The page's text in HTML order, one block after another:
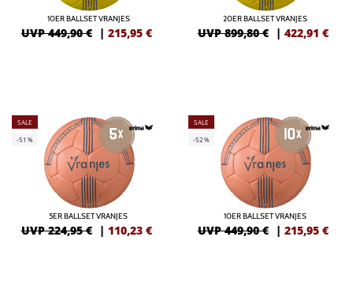
10ER BALLSET VRANJES
UVP 449,90 € | 215,95 €
20ER BALLSET VRANJES
UVP 899,80 € | 422,91 €
SALE
-51%
5ER BALLSET VRANJES
UVP 224,95 € | 110,23 €
SALE
-52%
10ER BALLSET VRANJES
UVP 449,90 € | 215,95 €